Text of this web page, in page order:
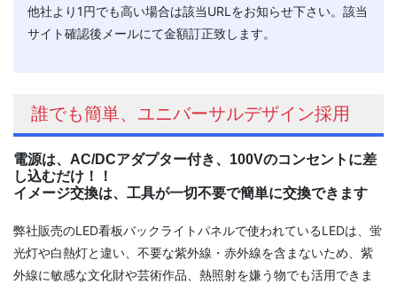
他社より1円でも高い場合は該当URLをお知らせ下さい。該当
サイト確認後メールにて金額訂正致します。
誰でも簡単、ユニバーサルデザイン採用
電源は、AC/DCアダプター付き、100Vのコンセントに差
し込むだけ！！
イメージ交換は、工具が一切不要で簡単に交換できます
弊社販売のLED看板バックライトパネルで使われているLEDは、蛍
光灯や白熱灯と違い、不要な紫外線・赤外線を含まないため、紫
外線に敏感な文化財や芸術作品、熱照射を嫌う物でも活用できま